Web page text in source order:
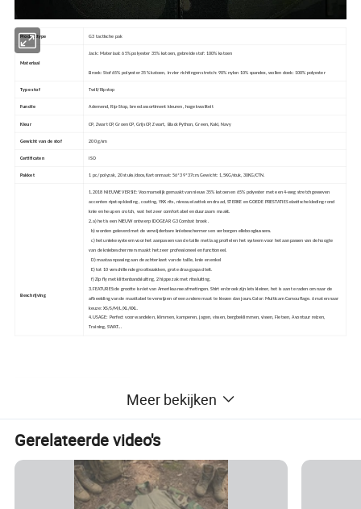
Producttype G3 tactische pak
Materiaal
Jack: Materiaal: 65% polyester 35% katoen, gebreide stof: 100% katoen
Broek: Stof 65% polyester 35% katoen, in vier richtingen stretch: 90% nylon 10% spandex, wollen doek: 100% polyester
Type stof Twill/Ripstop
Functie Ademend, Rip-Stop, breed assortiment kleuren, hoge kwaliteit
Kleur CP, Zwart CP, Groen CP, Grijs CP, Zwart, Black Python, Green, Kaki, Navy
Gewicht van de stof 200 g/sm
Certificaten ISO
Pakket 1 pc/ polyzak, 20 stuks/doos,Kartonmaat: 56*39*37cm.Gewicht: 1,5KG/stuk, 30KG/CTN.
Beschrijving
1.2018 NIEUWE VERSIE: Voornamelijk gemaakt van nieuw 35% katoen en 65% polyester met een 4-weg stretchgeweven
accenten ripstop kleding , coating, YKK rits, niveau elastiek en draad, STERKE en GOEDE PRESTATIES elastische kleding rond
knie en heup en crotch, wat het zeer comfortabel en duurzaam maakt.
2.a) het is een NIEUW ontwerp IDOGEAR G3 Combat broek .
b) worden geleverd met de verwijderbare kniebeschermers en verborgen elleboogkussens.
c) het unieke systeem voor het aanpassen van de taille met laag profiel en het systeem voor het aanpassen van de hoogte
van de kniebeschermers maakt het zeer professioneel en functioneel.
D) maataanpassing aan de achterkant van de taille, knie en enkel
E) tot 10 verschillende groottezakken, grote draagcapaciteit.
f) Zip fly met klittenbandsluiting, 2 hippe zak met ritssluiting.
3.FEATURES:de grootte is niet van Amerikaanse afmetingen. Shirt en broek zijn iets kleiner, het is aan te raden om naar de
afbeelding van de maattabel te verwijzen of een andere maat te kiezen dan jours.Color: Multicam Camouflage. 6 maten naar
keuze: XS/S/M/L/XL/XXL.
4.USAGE: Perfect voor wandelen, klimmen, kamperen, jagen, vissen, bergbeklimmen, vissen, Fietsen, Avontuur reizen,
Training, SWAT...
Meer bekijken
Gerelateerde video's